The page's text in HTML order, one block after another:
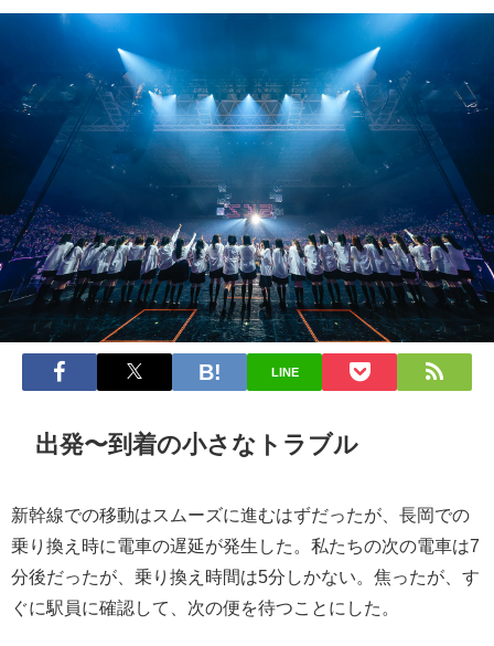
LINE
出発〜到着の小さなトラブル
新幹線での移動はスムーズに進むはずだったが、長岡での
乗り換え時に電車の遅延が発生した。私たちの次の電車は7
分後だったが、乗り換え時間は5分しかない。焦ったが、す
ぐに駅員に確認して、次の便を待つことにした。